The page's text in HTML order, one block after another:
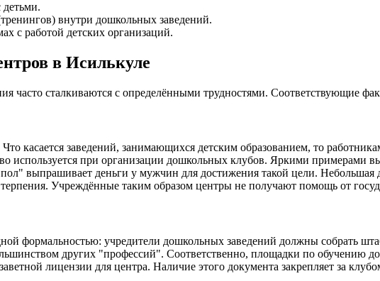
детьми.
внутри дошкольных заведений.
с работой детских организаций.
в Исилькуле
часто сталкиваются с определёнными трудностями. Соответствующие
касается заведений, занимающихся детским образованием, то
используется при организации дошкольных клубов. Яркими
выпрашивает деньги у мужчин для достижения такой цели. Небольшая
Учреждённые таким образом центры не получают помощь от
формальностью: учредители дошкольных заведений должны собрать
других "профессий". Соответственно, площадки по
лицензии для центра. Наличие этого документа закрепляет за